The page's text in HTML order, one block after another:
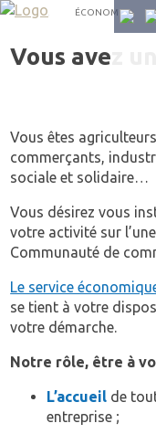
ACCUEIL ÉCONOMIE
Vous avez
Vous êtes
commerçants,
sociale et solidaire…
Vous désirez vous
votre activité sur
Communauté de
Le service
se tient à votre
votre démarche.
Notre rôle, être à
L’accueil de
entreprise ;